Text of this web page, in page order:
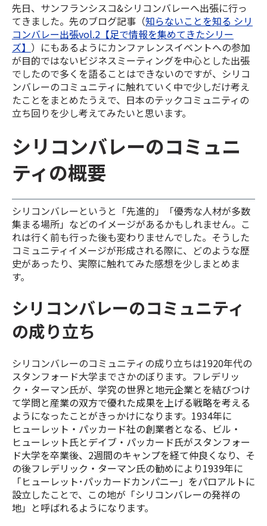
先日、サンフランシスコ&シリコンバレーへ出張に行っ
てきました。先のブログ記事（知らないことを知る シリ
コンバレー出張vol.2【足で情報を集めてきたシリー
ズ】 ）にもあるようにカンファレンスイベントへの参加
が目的ではないビジネスミーティングを中心とした出張
でしたので多くを語ることはできないのですが、シリコ
ンバレーのコミュニティに触れていく中で少しだけ考え
たことをまとめたうえで、日本のテックコミュニティの
立ち回りを少し考えてみたいと思います。
シリコンバレーのコミュニ
ティの概要
シリコンバレーというと「先進的」「優秀な人材が多数
集まる場所」などのイメージがあるかもしれません。こ
れは行く前も行った後も変わりませんでした。そうした
コミュニティイメージが形成される際に、どのような歴
史があったり、実際に触れてみた感想を少しまとめま
す。
シリコンバレーのコミュニティ
の成り立ち
シリコンバレーのコミュニティの成り立ちは1920年代の
スタンフォード大学までさかのぼります。フレデリッ
ク・ターマン氏が、 学究の世界と地元企業とを結びつけ
て学問と産業の双方で優れた成果を上げる戦略を考える
ようになったことがきっかけになります。1934年に
ヒューレット・パッカード社の創業者となる、 ビル・
ヒューレット氏とデイブ・パッカード氏がスタンフォー
ド大学を卒業後、2週間のキャンプを経て仲良くなり、そ
の後フレデリック・ターマン氏の勧めにより1939年に
「ヒューレット･パッカードカンパニー」をパロアルトに
設立したことで、この地が「シリコンバレーの発祥の
地」と呼ばれるようになります。